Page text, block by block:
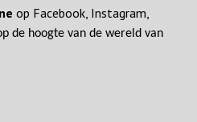
op Facebook, Instagram,
de hoogte van de wereld van